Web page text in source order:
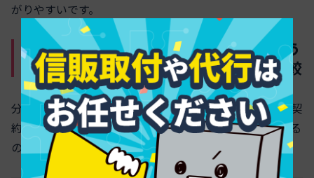
がりやすいです。
ホームページ制作にリースを選ぶとどう
違う？所有権や解約のしやすさ徹底比較
分割とリースはどちらも「毎月払う」点は同じですが、契
約の中身はかなり違います。現場でよく整理して説明する
のが次の表です。